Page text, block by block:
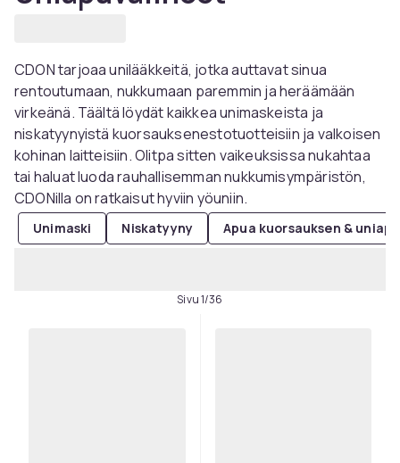
CDON tarjoaa unilääkkeitä, jotka auttavat sinua
rentoutumaan, nukkumaan paremmin ja heräämään
virkeänä. Täältä löydät kaikkea unimaskeista ja
niskatyynyistä kuorsauksenestotuotteisiin ja valkoisen
kohinan laitteisiin. Olitpa sitten vaikeuksissa nukahtaa
tai haluat luoda rauhallisemman nukkumisympäristön,
CDONilla on ratkaisut hyviin yöuniin.
Unimaski Niskatyyny Apua kuorsauksen &
Sivu 1/36